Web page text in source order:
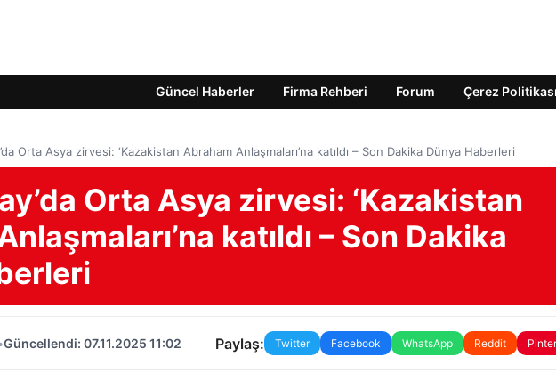
Güncel Haberler Firma Rehberi Forum Çerez Politikası
Orta Asya zirvesi: ‘Kazakistan Abraham Anlaşmaları’na katıldı – Son Dakika Dünya Haberleri
Orta Asya zirvesi: ‘Kazakistan
katıldı – Son Dakika
Güncellendi: 07.11.2025 11:02 Paylaş: Twitter Facebook WhatsApp Reddit